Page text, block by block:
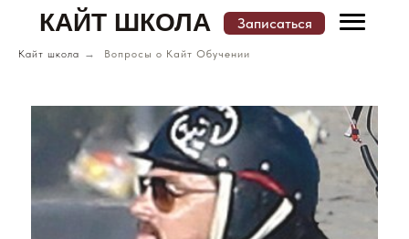
Записаться
КАТАЛОГ КАЙТ ШКОЛ И МЕСТ ОБУЧЕНИЯ
КАЙТ ШКОЛА Записаться
Кайт школа → Вопросы о Кайт Обучении